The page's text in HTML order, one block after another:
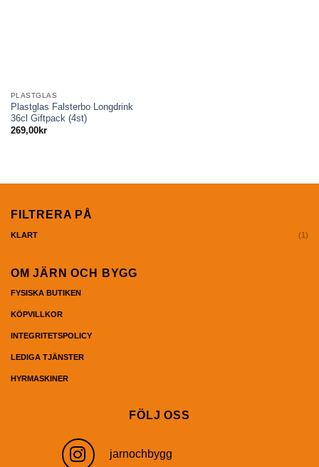
PLASTGLAS
Plastglas Falsterbo Longdrink
36cl Giftpack (4st)
269,00kr
FILTRERA PÅ
KLART (1)
OM JÄRN OCH BYGG
FYSISKA BUTIKEN
KÖPVILLKOR
INTEGRITETSPOLICY
LEDIGA TJÄNSTER
HYRMASKINER
FÖLJ OSS
jarnochbygg